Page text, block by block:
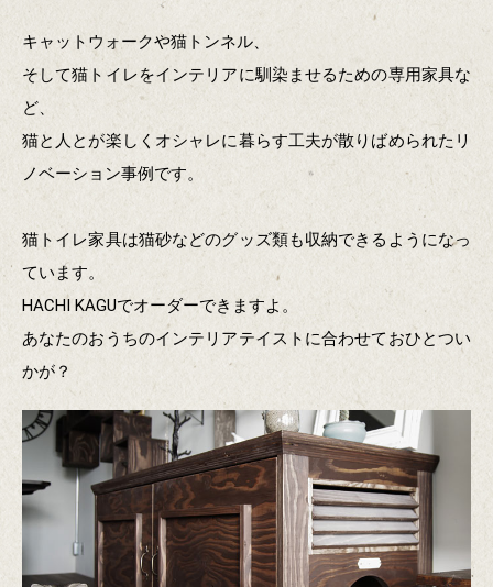
キャットウォークや猫トンネル、
そして猫トイレをインテリアに馴染ませるための専用家具な
ど、
猫と人とが楽しくオシャレに暮らす工夫が散りばめられたリ
ノベーション事例です。
猫トイレ家具は猫砂などのグッズ類も収納できるようになっ
ています。
HACHI KAGUでオーダーできますよ。
あなたのおうちのインテリアテイストに合わせておひとつい
かが？